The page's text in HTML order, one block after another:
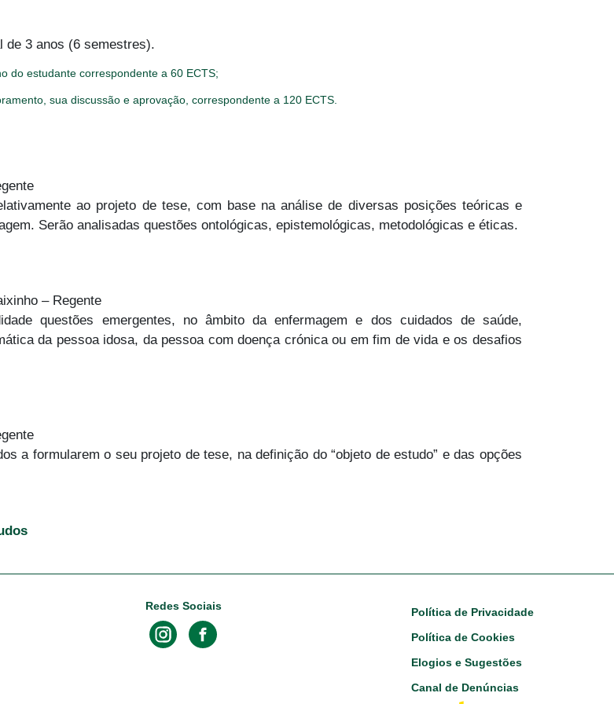
de 3 anos (6 semestres).
do estudante correspondente a 60 ECTS;
sua discussão e aprovação, correspondente a 120 ECTS.
ao projeto de tese, com base na análise de diversas posições teóricas e
Serão analisadas questões ontológicas, epistemológicas, metodológicas e éticas.
– Regente
questões emergentes, no âmbito da enfermagem e dos cuidados de saúde,
da pessoa idosa, da pessoa com doença crónica ou em fim de vida e os desafios
a formularem o seu projeto de tese, na definição do “objeto de estudo” e das opções
Redes Sociais Footer
Política de Privacidade
Política de Cookies
Elogios e Sugestões
Canal de Denúncias